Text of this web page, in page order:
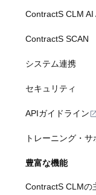
ContractS CLM AI
ContractS SCAN
システム連携
セキュリティ
APIガイドライン
トレーニング・サ
豊富な機能
ContractS CLMの